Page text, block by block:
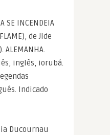
SE INCENDEIA
de Jide
ALEMANHA.
inglês, iorubá.
Indicado
Ducournau